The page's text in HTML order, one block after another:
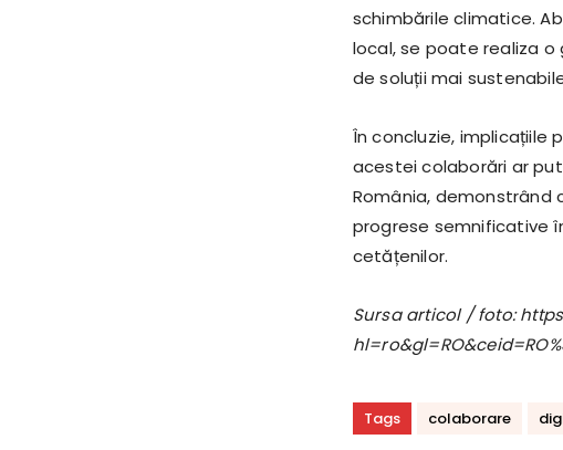
schimbările climatice.
local, se poate realiza
de soluții mai
În concluzie, implicațiile
acestei colaborări ar
România, demonstrând
progrese semnificative
cetățenilor.
Sursa articol / foto:
Tags colaborare